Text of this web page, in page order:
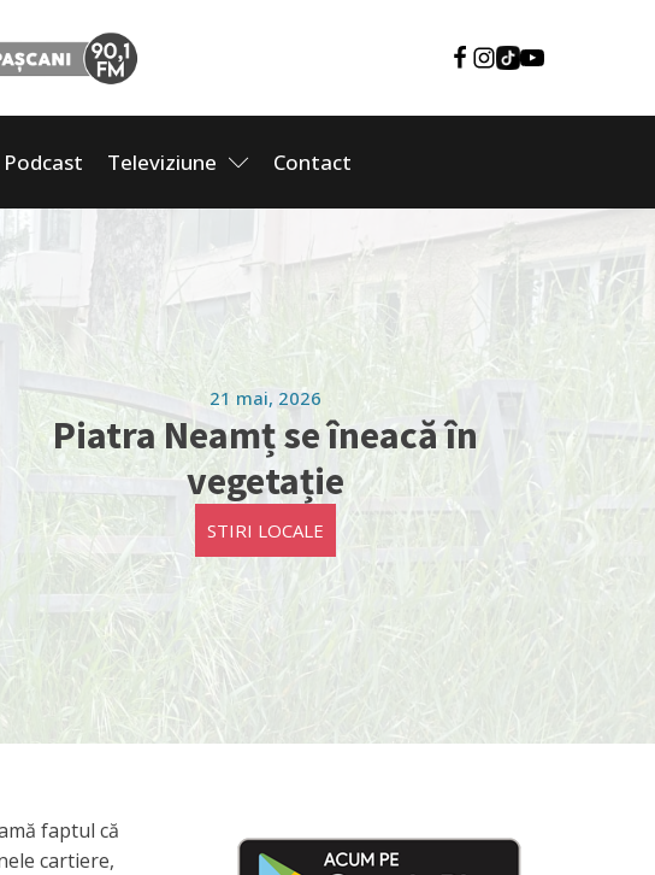
Podcast Televiziune Contact
21 mai, 2026
Piatra Neamț se îneacă în
vegetație
STIRI LOCALE
faptul că
cartiere,